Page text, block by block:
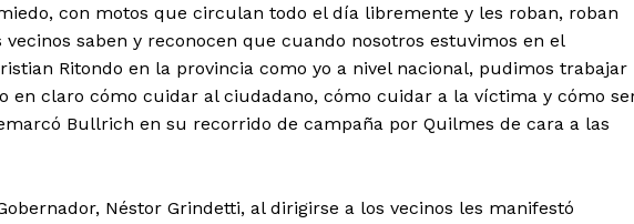
con motos que circulan todo el día libremente y les roban, roban
saben y reconocen que cuando nosotros estuvimos en el
Ritondo en la provincia como yo a nivel nacional, pudimos trabajar
en claro cómo cuidar al ciudadano, cómo cuidar a la víctima y cómo
Bullrich en su recorrido de campaña por Quilmes de cara a las
Néstor Grindetti, al dirigirse a los vecinos les manifestó